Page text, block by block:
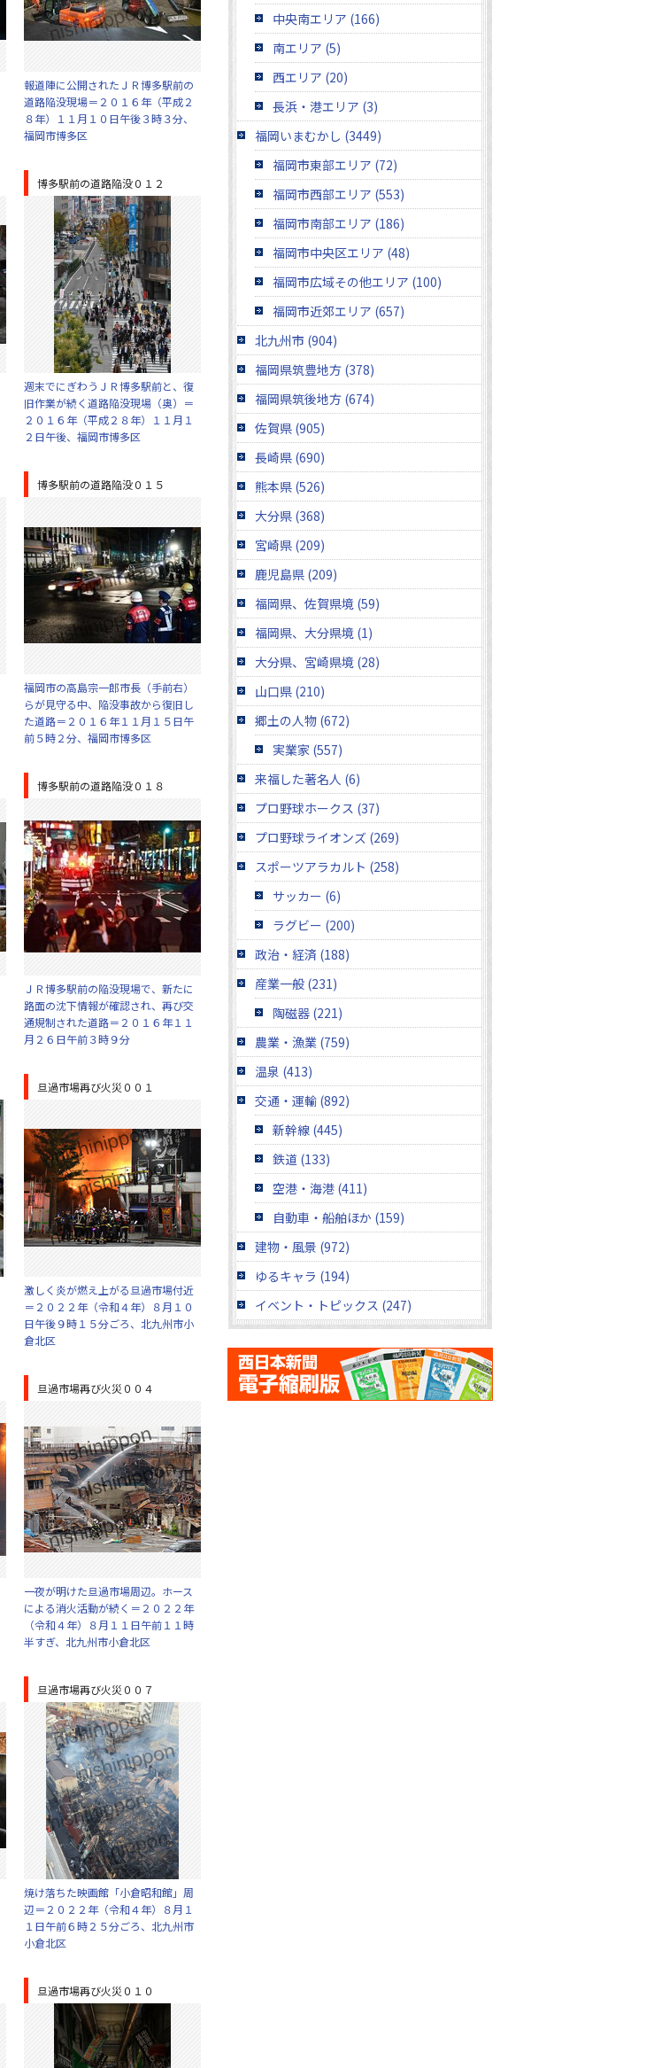
報道陣に公開されたＪＲ博多駅前の
道路陥没現場＝２０１６年（平成２
８年）１１月１０日午後３時３分、
福岡市博多区
博多駅前の道路陥没０１２
週末でにぎわうＪＲ博多駅前と、復
旧作業が続く道路陥没現場（奥）＝
２０１６年（平成２８年）１１月１
２日午後、福岡市博多区
博多駅前の道路陥没０１５
福岡市の高島宗一郎市長（手前右）
らが見守る中、陥没事故から復旧し
た道路＝２０１６年１１月１５日午
前５時２分、福岡市博多区
博多駅前の道路陥没０１８
ＪＲ博多駅前の陥没現場で、新たに
路面の沈下情報が確認され、再び交
通規制された道路＝２０１６年１１
月２６日午前３時９分
旦過市場再び火災００１
激しく炎が燃え上がる旦過市場付近
＝２０２２年（令和４年）８月１０
日午後９時１５分ごろ、北九州市小
倉北区
旦過市場再び火災００４
一夜が明けた旦過市場周辺。ホース
による消火活動が続く＝２０２２年
（令和４年）８月１１日午前１１時
半すぎ、北九州市小倉北区
旦過市場再び火災００７
焼け落ちた映画館「小倉昭和館」周
辺＝２０２２年（令和４年）８月１
１日午前６時２５分ごろ、北九州市
小倉北区
旦過市場再び火災０１０
中央南エリア (166)
南エリア (5)
西エリア (20)
長浜・港エリア (3)
福岡いまむかし (3449)
福岡市東部エリア (72)
福岡市西部エリア (553)
福岡市南部エリア (186)
福岡市中央区エリア (48)
福岡市広域その他エリア (100)
福岡市近郊エリア (657)
北九州市 (904)
福岡県筑豊地方 (378)
福岡県筑後地方 (674)
佐賀県 (905)
長崎県 (690)
熊本県 (526)
大分県 (368)
宮崎県 (209)
鹿児島県 (209)
福岡県、佐賀県境 (59)
福岡県、大分県境 (1)
大分県、宮崎県境 (28)
山口県 (210)
郷土の人物 (672)
実業家 (557)
来福した著名人 (6)
プロ野球ホークス (37)
プロ野球ライオンズ (269)
スポーツアラカルト (258)
サッカー (6)
ラグビー (200)
政治・経済 (188)
産業一般 (231)
陶磁器 (221)
農業・漁業 (759)
温泉 (413)
交通・運輸 (892)
新幹線 (445)
鉄道 (133)
空港・海港 (411)
自動車・船舶ほか (159)
建物・風景 (972)
ゆるキャラ (194)
イベント・トピックス (247)